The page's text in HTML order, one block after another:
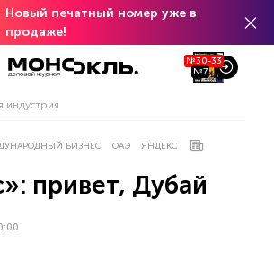
Новый печатный номер уже в
продаже!
№30-33
№7
индустрия
БИЗНЕС ОАЭ ЯНДЕКС
привет, Дубай